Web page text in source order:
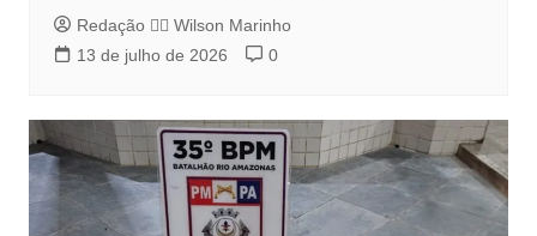
Redação 👨‍⚖️​ Wilson Marinho
13 de julho de 2026
0